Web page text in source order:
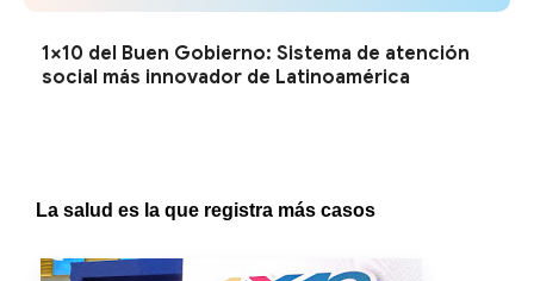
1×10 del Buen Gobierno: Sistema de atención
social más innovador de Latinoamérica
La salud es la que registra más casos